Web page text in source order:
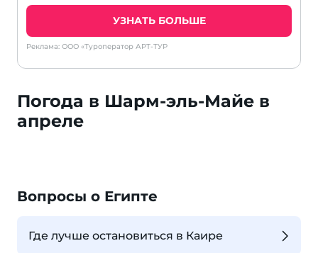
УЗНАТЬ БОЛЬШЕ
Реклама: ООО «Туроператор АРТ-ТУР
Погода в Шарм-эль-Майе в
апреле
Вопросы о Египте
Где лучше остановиться в Каире